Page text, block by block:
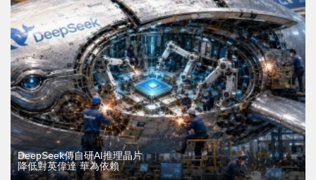
DeepSeek傳自研AI推理晶片
降低對英偉達 華為依賴